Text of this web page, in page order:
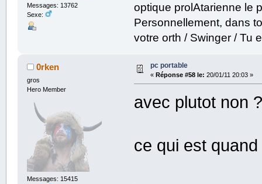
Messages: 13762
Sexe:
optique prolAtarienne le
Personnellement, dans
votre orth / Swinger / Tu
0rken
gros
Hero Member
Messages: 15415
pc portable
« Réponse #58 le: 20/01/11 20:03 »
avec plutot non
ce qui est